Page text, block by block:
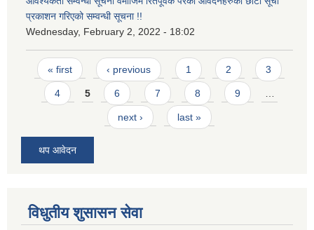
प्रकाशन गरिएको सम्वन्धी सूचना !!
Wednesday, February 2, 2022 - 18:02
Pages
« first ‹ previous 1 2 3
4 5 6 7 8 9 …
next › last »
थप आवेदन
विधुतीय शुसासन सेवा